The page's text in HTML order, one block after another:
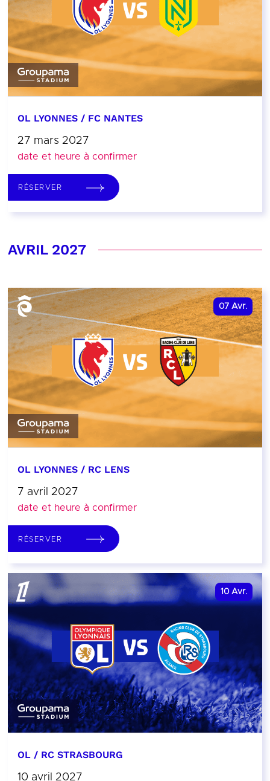
OL LYONNES / FC NANTES
27 mars 2027
date et heure à confirmer
RÉSERVER
AVRIL 2027
07 Avr.
OL LYONNES / RC LENS
7 avril 2027
date et heure à confirmer
RÉSERVER
10 Avr.
OL / RC STRASBOURG
10 avril 2027